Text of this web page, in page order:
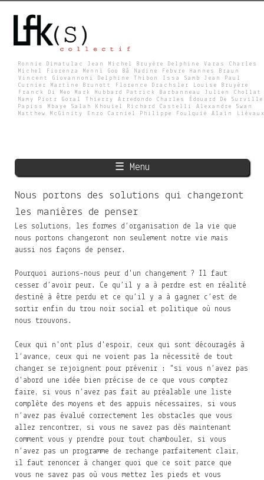
main
L
K
S
Ronnie Dimatulac Jean Michel Bruyère Delphine Varas Charles
Michel Fiorenza Menni Goo Bâ Nadine Febvre Hannes Braun
Vincent Giovannoni Delphine Thibon Issa Samb Jean Paul
Curnier Martine Brunott Florence Drachsler Louise Bruyère
Franck Di Meo Mark Hubbard Patrick Barbanneau Julien Chollat
Namy Piotr Goral Thierry Arredondo Charles Édouard De Surville
Papiss Mbaye Salah Khouiel Richard Castelli Alexandre Swan
Matthew McGinity Enzo Carniel Philippe Foulquié Alain
☰ Menu
Nous portons des solutions qui changeront
les manières de penser
Les solutions, les formes d’organisation de la vie que
nous portons changeront non seulement notre vie mais
aussi nos façons de penser.
Pourquoi aurions-nous peur d'un changement ? Il faut
cesser d’avoir peur. Ce qu’il y a à perdre est en réalité
destiné à être perdu et ce qu’il y a à gagner c’est de
sortir enfin du trou noir social et politique où nous
nous trouvons.
Ceux qui n'ont plus d'espoir, ceux qui sont découragés à
l’avance, ceux qui ne voient pas la nécessité de tout
changer se rejoignent pour prévenir : "si vous n’avez pas
d'abord une idée bien précise de ce que vous comptez
faire, si vous n’avez pas fait au préalable une liste
complète des moyens et des appuis nécessaires, si vous
n’avez pas évalué correctement les obstacles que vous
allez rencontrer, si vous ne savez pas dès maintenant
comment vous y prendre pour tout chambouler, si vous
n’avez pas un programme de rechange parfaitement clair,
il faut renoncer à changer quoi que ce soit parce que
vous ne savez pas où vous mettez les pieds et vous